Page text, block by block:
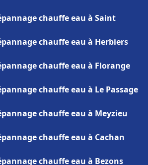
chauffe eau à Saint
chauffe eau à Herbiers
chauffe eau à Florange
chauffe eau à Le Passage
chauffe eau à Meyzieu
chauffe eau à Cachan
chauffe eau à Bezons